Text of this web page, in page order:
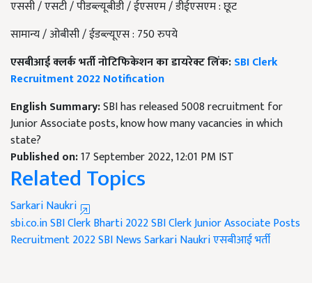
एससी / एसटी / पीडब्ल्यूबीडी / ईएसएम / डीईएसएम : छूट
सामान्य / ओबीसी / ईडब्ल्यूएस : 750 रुपये
एसबीआई क्लर्क भर्ती नोटिफिकेशन का डायरेक्ट लिंक:SBI Clerk
Recruitment 2022 Notification
English Summary:SBI has released 5008 recruitment for
Junior Associate posts, know how many vacancies in which
state?
Published on:17 September 2022, 12:01 PM IST
Related Topics
Sarkari Naukri
sbi.co.inSBI Clerk Bharti 2022SBI Clerk Junior Associate Posts
Recruitment 2022SBI NewsSarkari Naukriएसबीआई भर्ती